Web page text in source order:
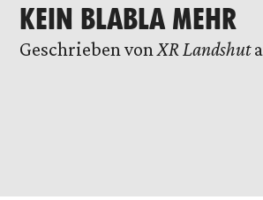
KEIN BLABLA MEHR
Geschrieben vonXR Landshut